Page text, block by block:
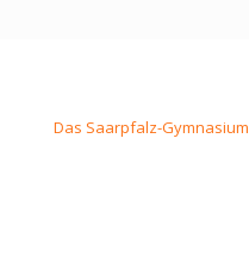
Das Saarpfalz-